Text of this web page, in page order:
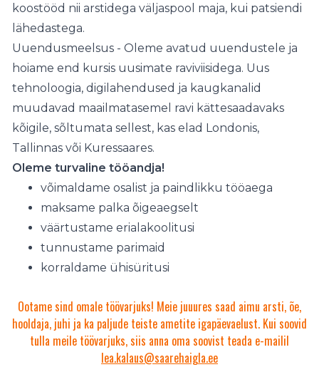
koostööd nii arstidega väljaspool maja, kui patsiendi
lähedastega.
Uuendusmeelsus - Oleme avatud uuendustele ja
hoiame end kursis uusimate raviviisidega. Uus
tehnoloogia, digilahendused ja kaugkanalid
muudavad maailmatasemel ravi kättesaadavaks
kõigile, sõltumata sellest, kas elad Londonis,
Tallinnas või Kuressaares.
Oleme turvaline tööandja!
võimaldame osalist ja paindlikku tööaega
maksame palka õigeaegselt
väärtustame erialakoolitusi
tunnustame parimaid
korraldame ühisüritusi
Ootame sind omale töövarjuks! Meie juuures saad aimu arsti, õe,
hooldaja, juhi ja ka paljude teiste ametite igapäevaelust. Kui soovid
tulla meile töövarjuks, siis anna oma soovist teada e-mailil
lea.kalaus@saarehaigla.ee